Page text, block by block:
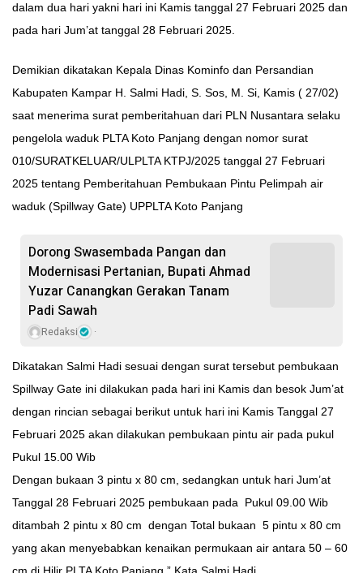
dalam dua hari yakni hari ini Kamis tanggal 27 Februari 2025 dan
pada hari Jum’at tanggal 28 Februari 2025.
Demikian dikatakan Kepala Dinas Kominfo dan Persandian
Kabupaten Kampar H. Salmi Hadi, S. Sos, M. Si, Kamis ( 27/02)
saat menerima surat pemberitahuan dari PLN Nusantara selaku
pengelola waduk PLTA Koto Panjang dengan nomor surat
010/SURATKELUAR/ULPLTA KTPJ/2025 tanggal 27 Februari
2025 tentang Pemberitahuan Pembukaan Pintu Pelimpah air
waduk (Spillway Gate) UPPLTA Koto Panjang
Dorong Swasembada Pangan dan
Modernisasi Pertanian, Bupati Ahmad
Yuzar Canangkan Gerakan Tanam
Padi Sawah
Redaksi
Dikatakan Salmi Hadi sesuai dengan surat tersebut pembukaan
Spillway Gate ini dilakukan pada hari ini Kamis dan besok Jum’at
dengan rincian sebagai berikut untuk hari ini Kamis Tanggal 27
Februari 2025 akan dilakukan pembukaan pintu air pada pukul
Pukul 15.00 Wib
Dengan bukaan 3 pintu x 80 cm, sedangkan untuk hari Jum’at
Tanggal 28 Februari 2025 pembukaan pada Pukul 09.00 Wib
ditambah 2 pintu x 80 cm dengan Total bukaan 5 pintu x 80 cm
yang akan menyebabkan kenaikan permukaan air antara 50 – 60